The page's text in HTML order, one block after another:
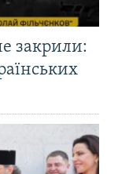
закрили: